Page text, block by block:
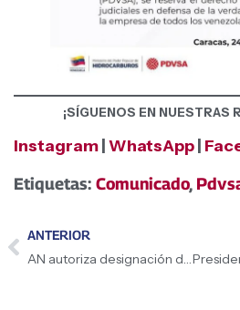
¡SÍGUENOS EN NUESTRAS
Instagram WhatsApp
Etiquetas: Comunicado,
ANTERIOR